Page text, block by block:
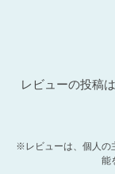
レビューの投稿
※レビューは、個人の
能